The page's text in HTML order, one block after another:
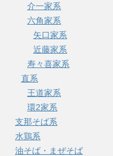
介一家系
六角家系
矢口家系
近藤家系
寿々喜家系
直系
王道家系
環2家系
支那そば系
水鶏系
油そば・まぜそば